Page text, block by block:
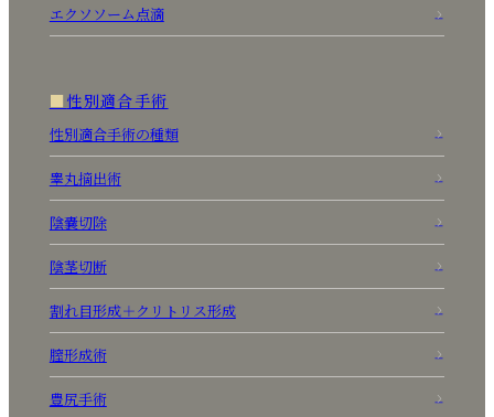
エクソソーム点滴
性別適合手術
性別適合手術の種類
睾丸摘出術
陰嚢切除
陰茎切断
割れ目形成＋クリトリス形成
膣形成術
豊尻手術